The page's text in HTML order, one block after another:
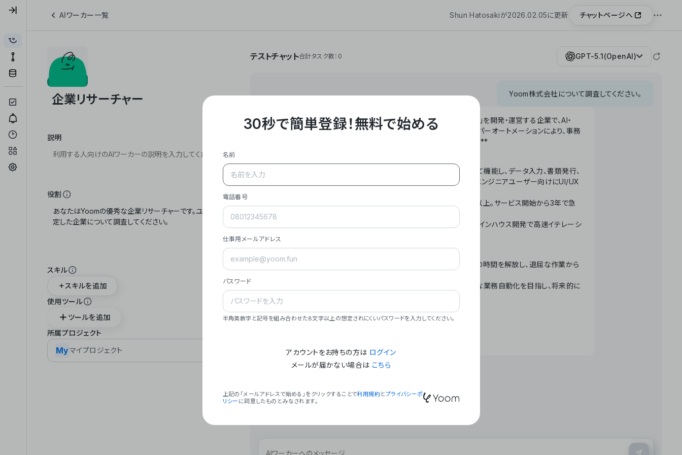
AIワーカー一覧 Shun Hatosakiが2026.02.05に更新 チャットページへ
説明
役割
スキル
スキルを追加
使用ツール
ツールを追加
所属プロジェクト
Myマイプロジェクト
テストチャット合計タスク数：0 GPT-5.1(OpenAI)
Yoom株式会社について調査してください。
**Yoom株式会社は、ビジネスオートメーションSaaS「Yoom」を開発・運営する企業で、AI・
API・RPA・OCRなどの技術をノーコードで組み合わせたハイパーオートメーションにより、事務
作業やデスクワークを自動化するサービスを提供しています。**
- **主力プロダクト「Yoom」**: SaaS連携データベースとして機能し、データ入力、書類発行、
メール対応、請求書処理、日報作成などの業務を自動化。非エンジニアユーザー向けにUI/UX
- **実績**: 国内利用社数20,000社超、直近成長率300%以上。サービス開始から3年で急
- **強み**: すべての自動化技術を1プラットフォームで完結。インハウス開発で高速イテレーシ
- **ミッション**: 「We Make Time」 – テクノロジーで人々の時間を解放し、退屈な作業から
- **ビジョン**: 「Global Business Automation」 – 世界的な業務自動化を目指し、将来的に
### 会社概要
30秒で簡単登録！無料で始める
名前
電話番号
仕事用メールアドレス
パスワード
半角英数字と記号を組み合わせた8文字以上の想定されにくいパスワードを入力してください。
アカウントをお持ちの方は ログイン
メールが届かない場合は こちら
上記の「メールアドレスで始める」をクリックすることで利用規約とプライバシーポ
リシー に同意したものとみなされます。